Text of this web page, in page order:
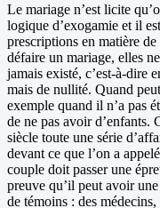
Le mariage n’est licite
logique d’exogamie et il
prescriptions en matière
défaire un mariage, elles
jamais existé, c’est-à-dire
mais de nullité. Quand
exemple quand il n’a pas
de ne pas avoir d’enfants.
siècle toute une série
devant ce que l’on a
couple doit passer une
preuve qu’il peut avoir
de témoins : des